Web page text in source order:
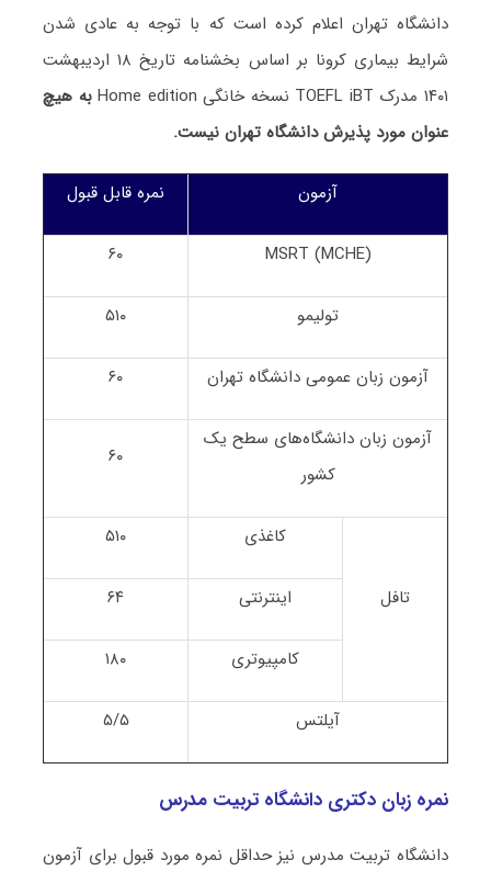
دانشگاه تهران اعلام کرده است که با توجه به عادی شدن
شرایط بیماری کرونا بر اساس بخشنامه تاریخ ۱۸ اردیبهشت
۱۴۰۱ مدرک TOEFL iBT نسخه خانگی Home edition
به هیچ
عنوان مورد پذیرش دانشگاه تهران نیست.
آزمون نمره قابل قبول
MSRT (MCHE) ۶۰
تولیمو ۵۱۰
آزمون زبان عمومی دانشگاه تهران ۶۰
آزمون زبان دانشگاه‌های سطح یک
کشور
۶۰
تافل
کاغذی ۵۱۰
اینترنتی ۶۴
کامپیوتری ۱۸۰
آیلتس ۵/۵
نمره زبان دکتری دانشگاه تربیت مدرس
دانشگاه تربیت مدرس نیز حداقل نمره مورد قبول برای آزمون